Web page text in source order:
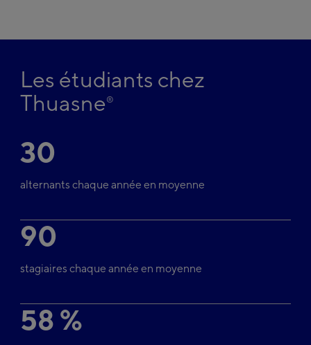
Les étudiants chez
Thuasne ®
30
alternants chaque année en moyenne
90
stagiaires chaque année en moyenne
58 %